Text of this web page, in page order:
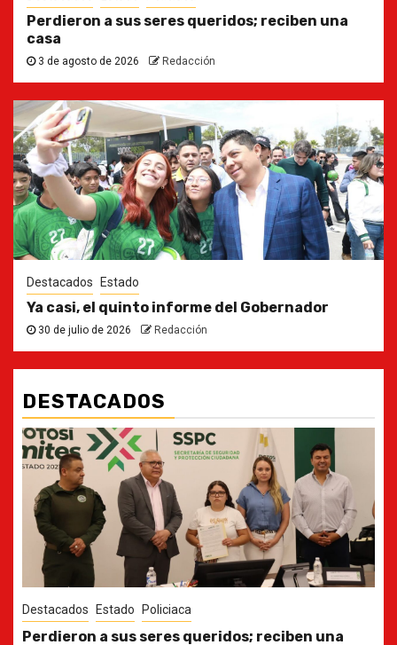
Perdieron a sus seres queridos; reciben una
casa
3 de agosto de 2026 Redacción
Destacados Estado
Ya casi, el quinto informe del Gobernador
30 de julio de 2026 Redacción
DESTACADOS
Destacados Estado
Ya casi, el quinto informe del Gobernador